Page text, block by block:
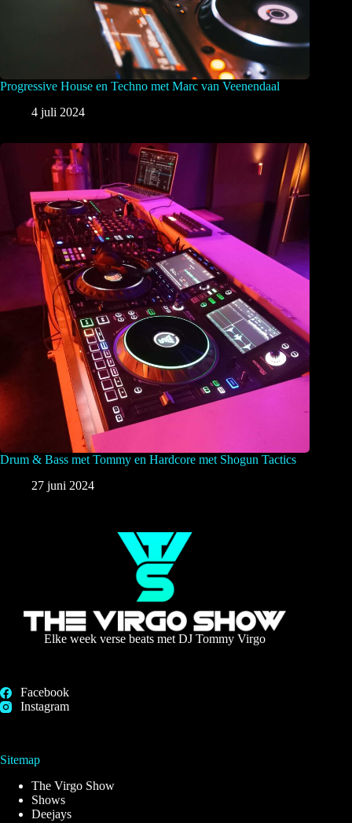
Progressive House en Techno met Marc van Veenendaal
4 juli 2024
Drum & Bass met Tommy en Hardcore met Shogun Tactics
27 juni 2024
Elke week verse beats met DJ Tommy Virgo
Facebook
Instagram
Sitemap
The Virgo Show
Shows
Deejays